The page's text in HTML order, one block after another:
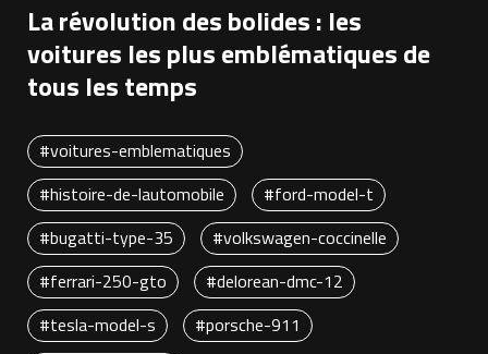
La révolution des bolides : les
voitures les plus emblématiques de
tous les temps
#voitures-emblematiques
#histoire-de-lautomobile
#ford-model-t
#bugatti-type-35
#volkswagen-coccinelle
#ferrari-250-gto
#delorean-dmc-12
#tesla-model-s
#porsche-911